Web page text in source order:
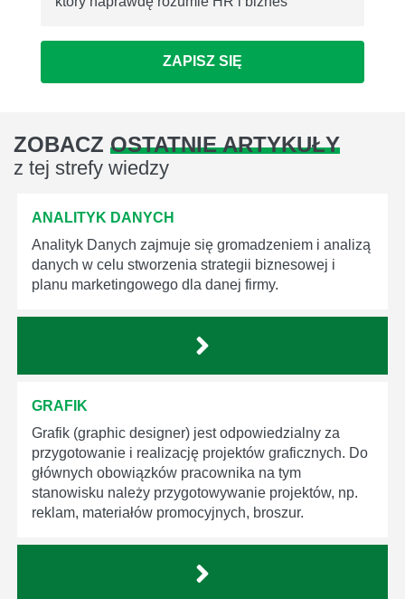
ZAPISZ SIĘ
ZOBACZ OSTATNIE ARTYKUŁY
z tej strefy wiedzy
ANALITYK DANYCH
Analityk Danych zajmuje się gromadzeniem i analizą
danych w celu stworzenia strategii biznesowej i
planu marketingowego dla danej firmy.
GRAFIK
Grafik (graphic designer) jest odpowiedzialny za
przygotowanie i realizację projektów graficznych. Do
głównych obowiązków pracownika na tym
stanowisku należy przygotowywanie projektów, np.
reklam, materiałów promocyjnych, broszur.